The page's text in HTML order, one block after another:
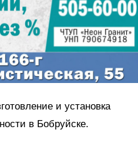
и установка
в Бобруйске.